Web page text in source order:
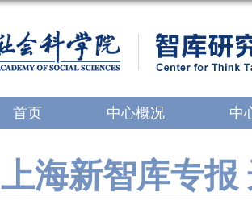
首页 中心概况 中
上海新智库专报